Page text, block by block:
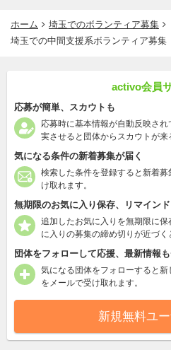
ホーム
埼玉でのボランティア募集
埼玉での中間支援系ボランティア募集
activo会員
応募が簡単、スカウトも
応募時に基本情報が自動反映さ
実させると団体からスカウトが来
気になる条件の新着募集が届く
検索した条件を登録すると新着
け取れます。
無期限のお気に入り保存、リマイン
追加したお気に入りを無期限に
に入りの募集の締め切りが近づく
団体をフォローして応援、最新情報
気になる団体をフォローすると
をメールで受け取れます。
新規無料ユ